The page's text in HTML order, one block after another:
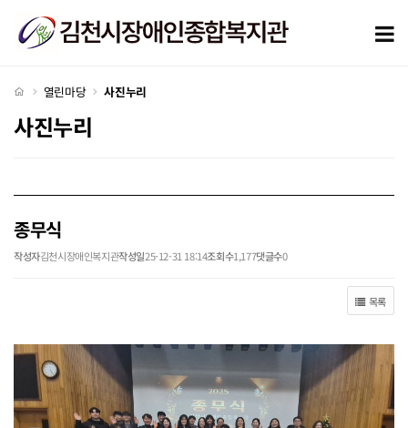
처음으로
열린마당 사진누리
사진누리
종무식
작성자김천시장애인복지관작성일25-12-31 18:14조회수1,177댓글수0
목록